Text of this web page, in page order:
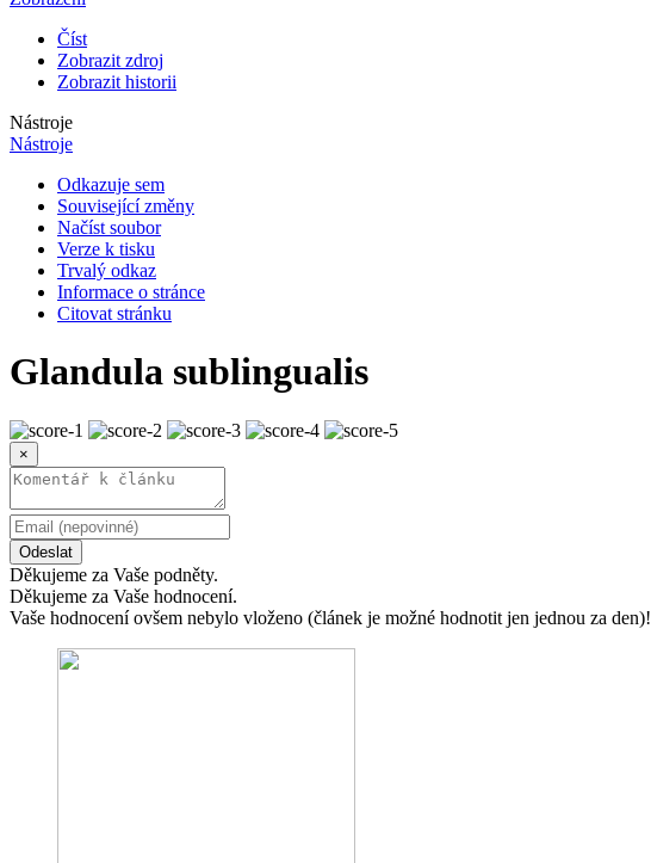
Číst
Zobrazit zdroj
Zobrazit historii
Nástroje
Nástroje
Odkazuje sem
Související změny
Načíst soubor
Verze k tisku
Trvalý odkaz
Informace o stránce
Citovat stránku
Glandula sublingualis
×
Odeslat
Děkujeme za Vaše podněty.
Děkujeme za Vaše hodnocení.
Vaše hodnocení ovšem nebylo vloženo (článek je možné hodnotit jen jednou za den)!